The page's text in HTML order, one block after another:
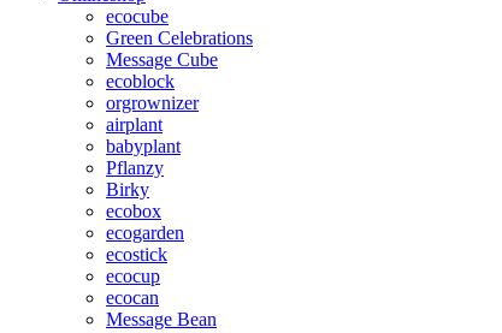
ecocube
Green Celebrations
Message Cube
ecoblock
orgrownizer
airplant
babyplant
Pflanzy
Birky
ecobox
ecogarden
ecostick
ecocup
ecocan
Message Bean